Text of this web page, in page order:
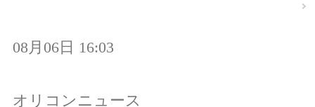
08月06日 16:03
オリコンニュース